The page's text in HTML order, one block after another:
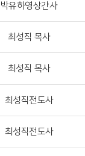
박유하영상간사
최성직 목사
최성직 목사
최성직전도사
최성직전도사